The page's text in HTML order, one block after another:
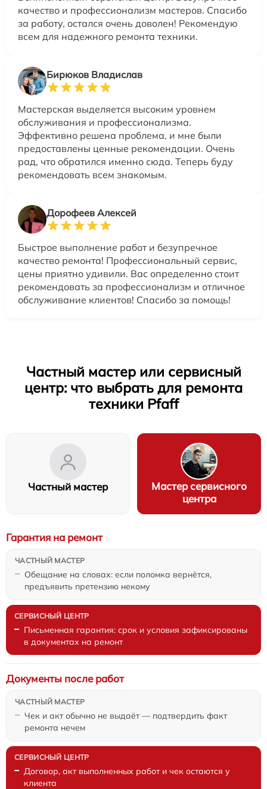
качество и профессионализм мастеров. Спасибо
за работу, остался очень доволен! Рекомендую
всем для надежного ремонта техники.
Бирюков Владислав
Мастерская выделяется высоким уровнем
обслуживания и профессионализма.
Эффективно решена проблема, и мне были
предоставлены ценные рекомендации. Очень
рад, что обратился именно сюда. Теперь буду
рекомендовать всем знакомым.
Дорофеев Алексей
Быстрое выполнение работ и безупречное
качество ремонта! Профессиональный сервис,
цены приятно удивили. Вас определенно стоит
рекомендовать за профессионализм и отличное
обслуживание клиентов! Спасибо за помощь!
Частный мастер или сервисный
центр: что выбрать для ремонта
техники Pfaff
Частный мастер
Мастер сервисного
центра
Обещание на словах: если поломка вернётся,
предъявить претензию некому
Гарантия на ремонт
Письменная гарантия: срок и условия зафиксированы
в документах на ремонт
Чек и акт обычно не выдаёт — подтвердить факт
ремонта нечем
Документы после работ
Договор, акт выполненных работ и чек остаются у
клиента